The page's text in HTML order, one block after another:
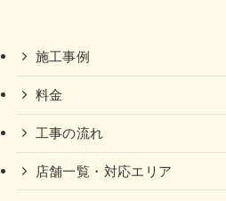
施工事例
料金
工事の流れ
店舗一覧・対応エリア